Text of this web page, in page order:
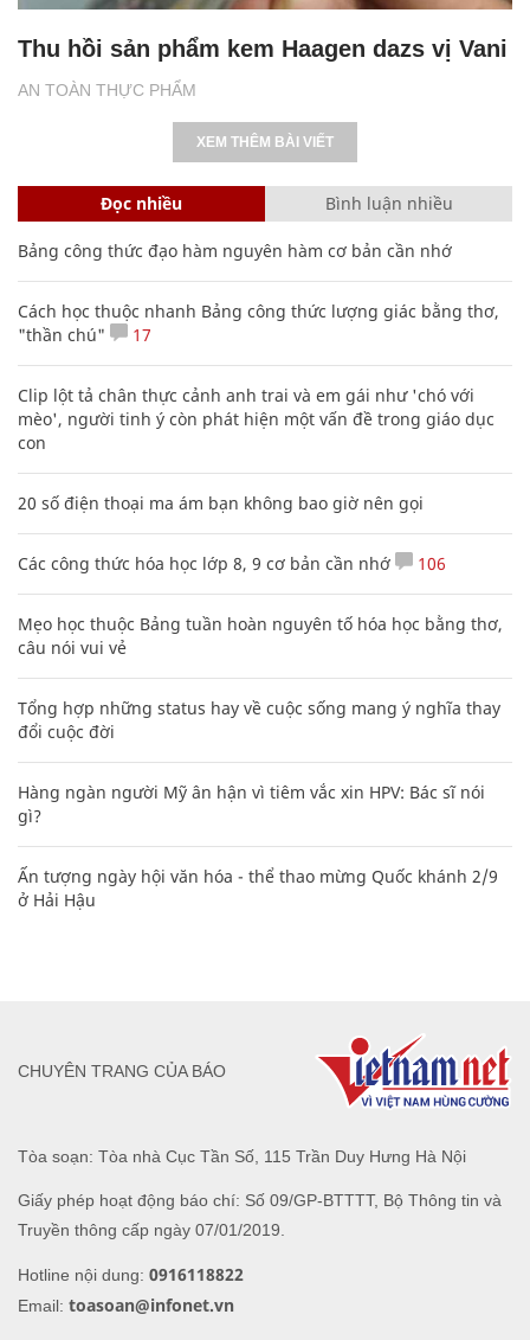
AN TOÀN THỰC PHẨM
Thu hồi sản phẩm kem Haagen dazs vị Vani
XEM THÊM BÀI VIẾT
Đọc nhiều Bình luận nhiều
Bảng công thức đạo hàm nguyên hàm cơ bản cần nhớ
Cách học thuộc nhanh Bảng công thức lượng giác bằng thơ,
"thần chú"
17
Clip lột tả chân thực cảnh anh trai và em gái như 'chó với
mèo', người tinh ý còn phát hiện một vấn đề trong giáo dục
con
20 số điện thoại ma ám bạn không bao giờ nên gọi
Các công thức hóa học lớp 8, 9 cơ bản cần nhớ 106
Mẹo học thuộc Bảng tuần hoàn nguyên tố hóa học bằng thơ,
câu nói vui vẻ
Tổng hợp những status hay về cuộc sống mang ý nghĩa thay
đổi cuộc đời
Hàng ngàn người Mỹ ân hận vì tiêm vắc xin HPV: Bác sĩ nói
gì?
Ấn tượng ngày hội văn hóa - thể thao mừng Quốc khánh 2/9
ở Hải Hậu
Tòa soạn: Tòa nhà Cục Tần Số, 115 Trần Duy Hưng Hà Nội
Giấy phép hoạt động báo chí: Số 09/GP-BTTTT, Bộ Thông tin và
Truyền thông cấp ngày 07/01/2019.
Hotline nội dung: 0916118822
Email: toasoan@infonet.vn
CHUYÊN TRANG CỦA BÁO